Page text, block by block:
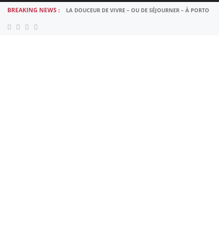
BREAKING NEWS : LA DOUCEUR DE VIVRE – OU DE SÉJOURNER – À PORTO